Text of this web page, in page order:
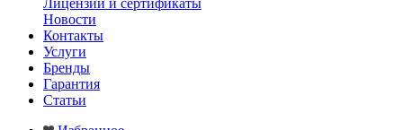
Лицензии и сертификаты
Новости
Контакты
Услуги
Бренды
Гарантия
Статьи